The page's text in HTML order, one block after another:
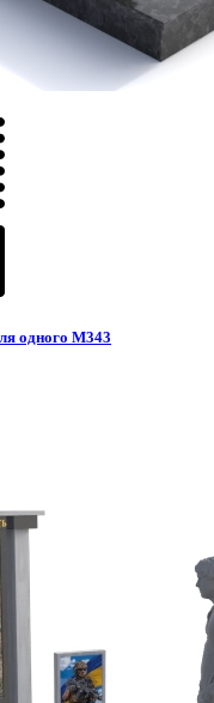
одного М343